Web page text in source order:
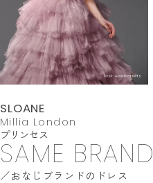
SLOANE
Millia London
プリンセス
SAME BRAND
おなじブランドのドレス